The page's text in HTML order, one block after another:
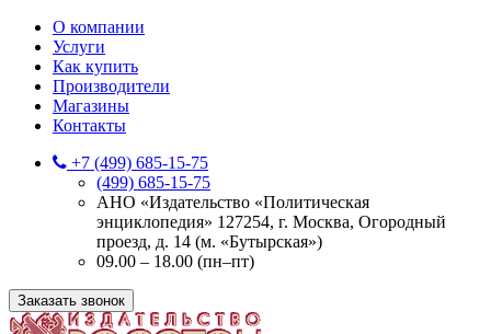
О компании
Услуги
Как купить
Производители
Магазины
Контакты
+7 (499) 685-15-75
(499) 685-15-75
АНО «Издательство «Политическая
энциклопедия» 127254, г. Москва, Огородный
проезд, д. 14 (м. «Бутырская»)
09.00 – 18.00 (пн–пт)
Заказать звонок